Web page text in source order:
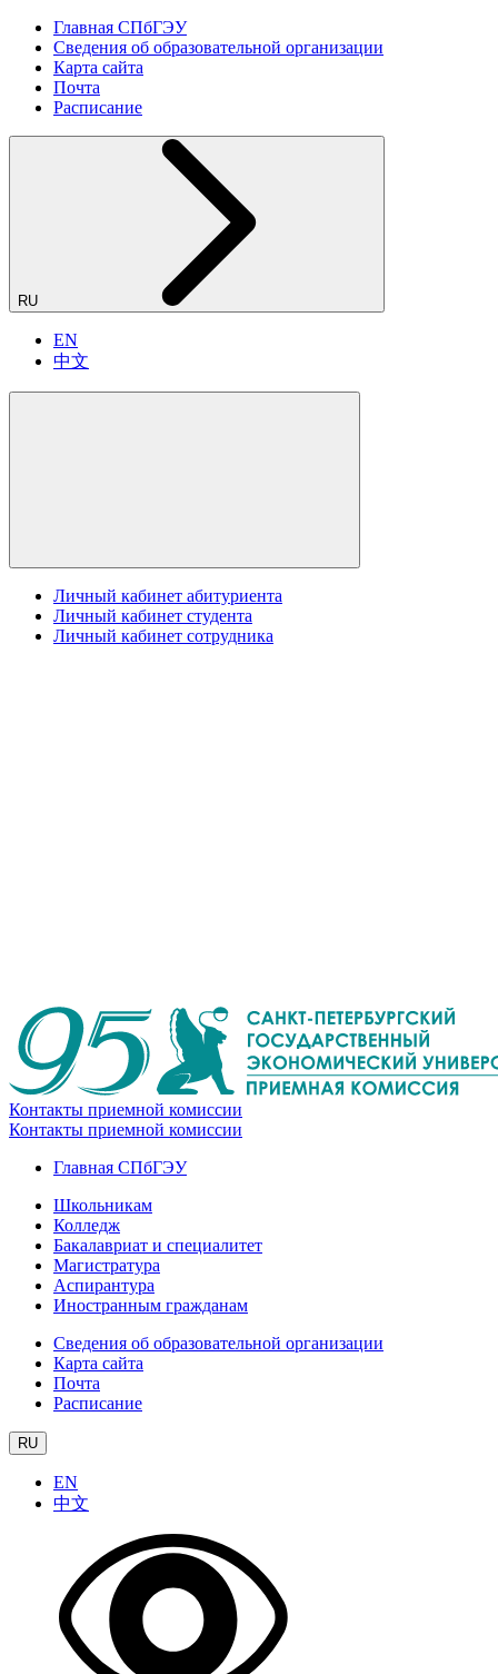
Главная СПбГЭУ
Сведения об образовательной организации
Карта сайта
Почта
Расписание
RU
EN
中文
Личный кабинет абитуриента
Личный кабинет студента
Личный кабинет сотрудника
Контакты приемной комиссии
Контакты приемной комиссии
Главная СПбГЭУ
Школьникам
Колледж
Бакалавриат и специалитет
Магистратура
Аспирантура
Иностранным гражданам
Сведения об образовательной организации
Карта сайта
Почта
Расписание
RU
EN
中文